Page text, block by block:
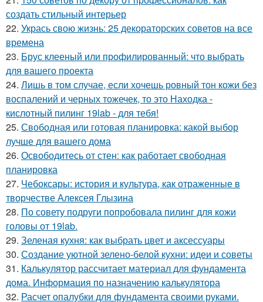
создать стильный интерьер
22. Укрась свою жизнь: 25 декораторских советов на все
времена
23. Брус клееный или профилированный: что выбрать
для вашего проекта
24. Лишь в том случае, если хочешь ровный тон кожи без
воспалений и черных тожечек, то это Находка -
кислотный пилинг 19lab - для тебя!
25. Свободная или готовая планировка: какой выбор
лучше для вашего дома
26. Освободитесь от стен: как работает свободная
планировка
27. Чебоксары: история и культура, как отраженные в
творчестве Алексея Глызина
28. По совету подруги попробовала пилинг для кожи
головы от 19lab.
29. Зеленая кухня: как выбрать цвет и аксессуары
30. Создание уютной зелено-белой кухни: идеи и советы
31. Калькулятор рассчитает материал для фундамента
дома. Информация по назначению калькулятора
32. Расчет опалубки для фундамента своими руками.